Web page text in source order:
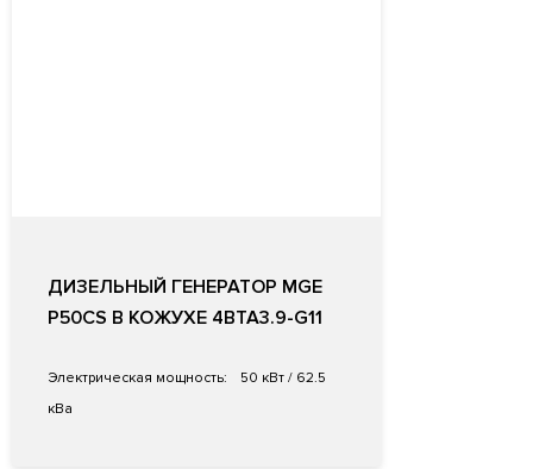
ДИЗЕЛЬНЫЙ ГЕНЕРАТОР MGE
P50CS В КОЖУХЕ 4BTA3.9-G11
Электрическая мощность:
50 кВт / 62.5
кВа